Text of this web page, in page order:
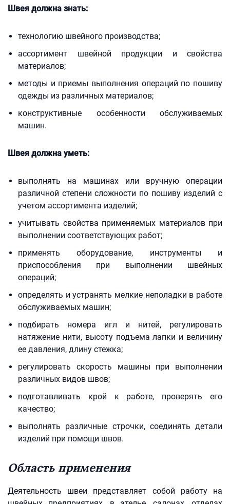
Швея должна знать:
технологию швейного производства;
ассортимент швейной продукции и свойства
материалов;
методы и приемы выполнения операций по пошиву
одежды из различных материалов;
конструктивные особенности обслуживаемых
машин.
Швея должна уметь:
выполнять на машинах или вручную операции
различной степени сложности по пошиву изделий с
учетом ассортимента изделий;
учитывать свойства применяемых материалов при
выполнении соответствующих работ;
применять оборудование, инструменты и
приспособления при выполнении швейных
операций;
определять и устранять мелкие неполадки в работе
обслуживаемых машин;
подбирать номера игл и нитей, регулировать
натяжение нити, высоту подъема лапки и величину
ее давления, длину стежка;
регулировать скорость машины при выполнении
различных видов швов;
подготавливать крой к работе, проверять его
качество;
выполнять различные строчки, соединять детали
изделий при помощи швов.
Область применения
Деятельность швеи представляет собой работу на